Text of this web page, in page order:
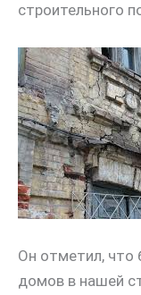
строительного
Он отметил, что
домов в нашей